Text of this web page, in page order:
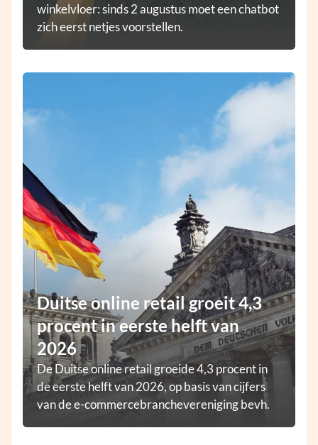
winkelvloer: sinds 2 augustus moet een chatbot
zich eerst netjes voorstellen.
Duitse online retail groeit 4,3
procent in eerste helft van
2026
De Duitse online retail groeide 4,3 procent in
de eerste helft van 2026, op basis van cijfers
van de e-commercebranchevereniging bevh.